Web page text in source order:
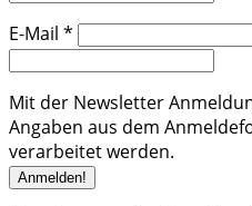
E-Mail *
Mit der Newsletter
Angaben aus dem
verarbeitet werden.